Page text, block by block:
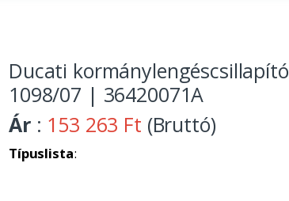
Ducati kormánylengéscsillapító
1098/07 | 36420071A
Ár : 153 263 Ft (Bruttó)
Típuslista: